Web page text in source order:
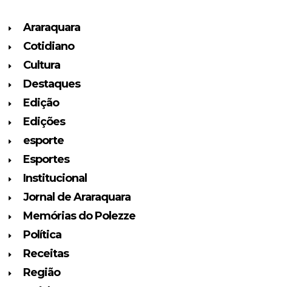
Araraquara
Cotidiano
Cultura
Destaques
Edição
Edições
esporte
Esportes
Institucional
Jornal de Araraquara
Memórias do Polezze
Política
Receitas
Região